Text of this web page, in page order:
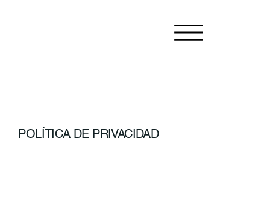
POLÍTICA DE PRIVACIDAD